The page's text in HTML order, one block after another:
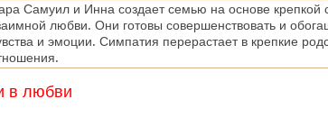
Самуил и Инна создает семью на основе крепкой
любви. Они готовы совершенствовать и
и эмоции. Симпатия перерастает в крепкие
в любви